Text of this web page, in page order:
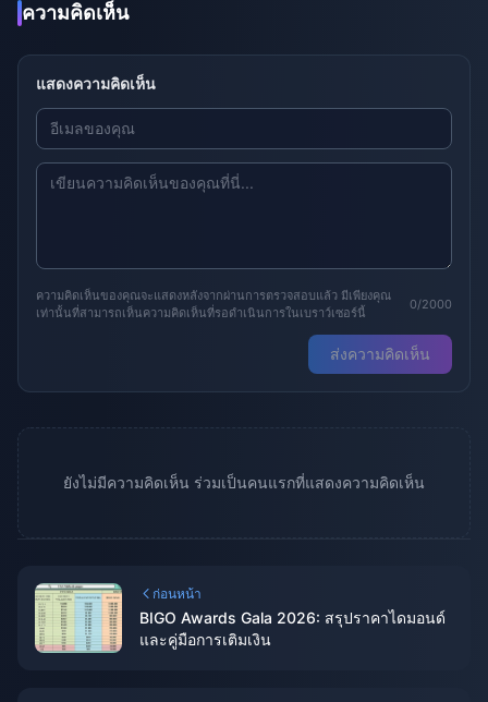
ความคิดเห็น
แสดงความคิดเห็น
ความคิดเห็นของคุณจะแสดงหลังจากผ่านการตรวจสอบแล้ว มีเพียงคุณ
เท่านั้นที่สามารถเห็นความคิดเห็นที่รอดำเนินการในเบราว์เซอร์นี้
0/2000
ส่งความคิดเห็น
ยังไม่มีความคิดเห็น ร่วมเป็นคนแรกที่แสดงความคิดเห็น
ก่อนหน้า
BIGO Awards Gala 2026: สรุปราคาไดมอนด์
และคู่มือการเติมเงิน